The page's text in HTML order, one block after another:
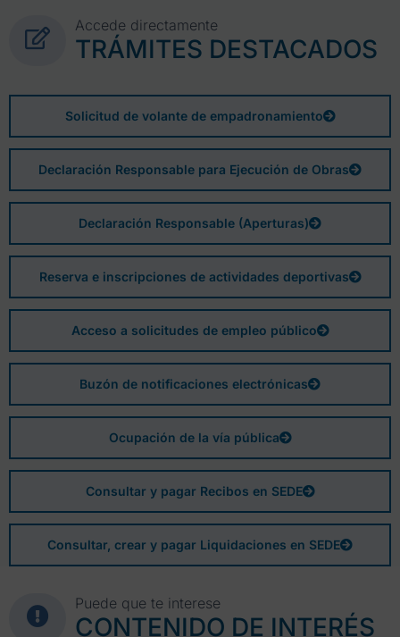
Accede directamente
TRÁMITES DESTACADOS
Solicitud de volante de empadronamiento
Declaración Responsable para Ejecución de Obras
Declaración Responsable (Aperturas)
Reserva e inscripciones de actividades deportivas
Acceso a solicitudes de empleo público
Buzón de notificaciones electrónicas
Ocupación de la vía pública
Consultar y pagar Recibos en SEDE
Consultar, crear y pagar Liquidaciones en SEDE
Puede que te interese
CONTENIDO DE INTERÉS